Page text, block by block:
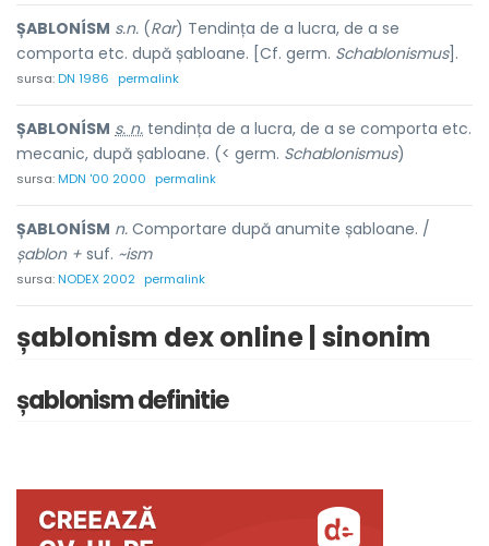
ȘABLONÍSM s.n. (Rar) Tendința de a lucra, de a se
comporta etc. după șabloane. [Cf. germ. Schablonismus].
sursa:DN 1986 permalink
ȘABLONÍSM s. n. tendința de a lucra, de a se comporta etc.
mecanic, după șabloane. (< germ. Schablonismus)
sursa:MDN '00 2000 permalink
ȘABLONÍSM n. Comportare după anumite șabloane. /
șablon + suf. ~ism
sursa:NODEX 2002 permalink
șablonism dex online | sinonim
șablonism definitie